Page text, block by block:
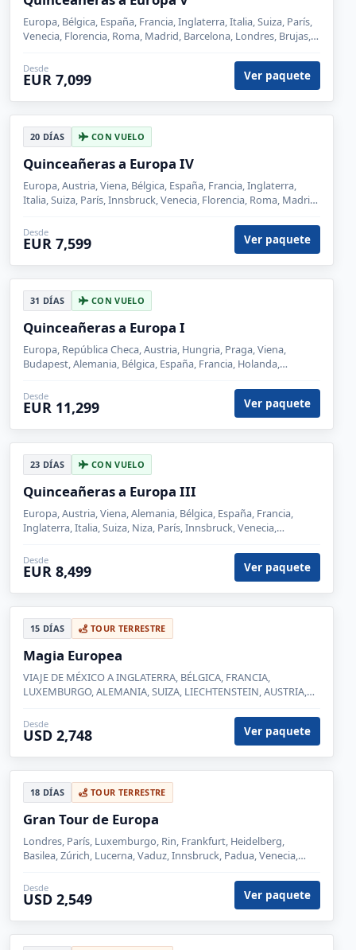
19 DÍAS CON VUELO
Gran Tour de Europa
Viaje todo incluido a Londres, París, Luxemburgo, Frankfurt,
Heidelberg, Zúrich, Lucerna, Vaduz, Innsbruck, Padua, Venecia,
Florencia, Roma, Pisa, Niza, Barcelona, Zaragoza, Madr
Desde
USD 2,748 Ver paquete
El Viaje Que Soñé
Europa, Austria, Viena, Alemania, Bélgica, España, Francia,
Holanda, Inglaterra, Italia, Niza, París, Heidelberg, Innsbruck,
Venecia, Florencia, Roma, Madrid, Zaragoza, Barcelona,
EUR 6,800 Ver paquete
17 DÍAS CON VUELO
Quinceañeras a Europa V
Europa, Bélgica, España, Francia, Inglaterra, Italia, Suiza, París,
Venecia, Florencia, Roma, Madrid, Barcelona, Londres, Brujas,
Lucerna, Siena
EUR 7,099 Ver paquete
20 DÍAS CON VUELO
Quinceañeras a Europa IV
Europa, Austria, Viena, Bélgica, España, Francia, Inglaterra,
Italia, Suiza, París, Innsbruck, Venecia, Florencia, Roma, Madrid,
Zaragoza, Barcelona, Londres, Brujas, Lucerna, Siena
Desde
EUR 7,599
31 DÍAS CON VUELO
Quinceañeras a Europa I